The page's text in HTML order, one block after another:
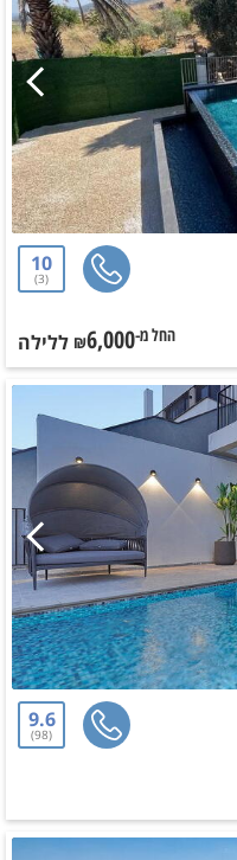
10
3
החל מ-₪6,000 ללילה
9.6
98